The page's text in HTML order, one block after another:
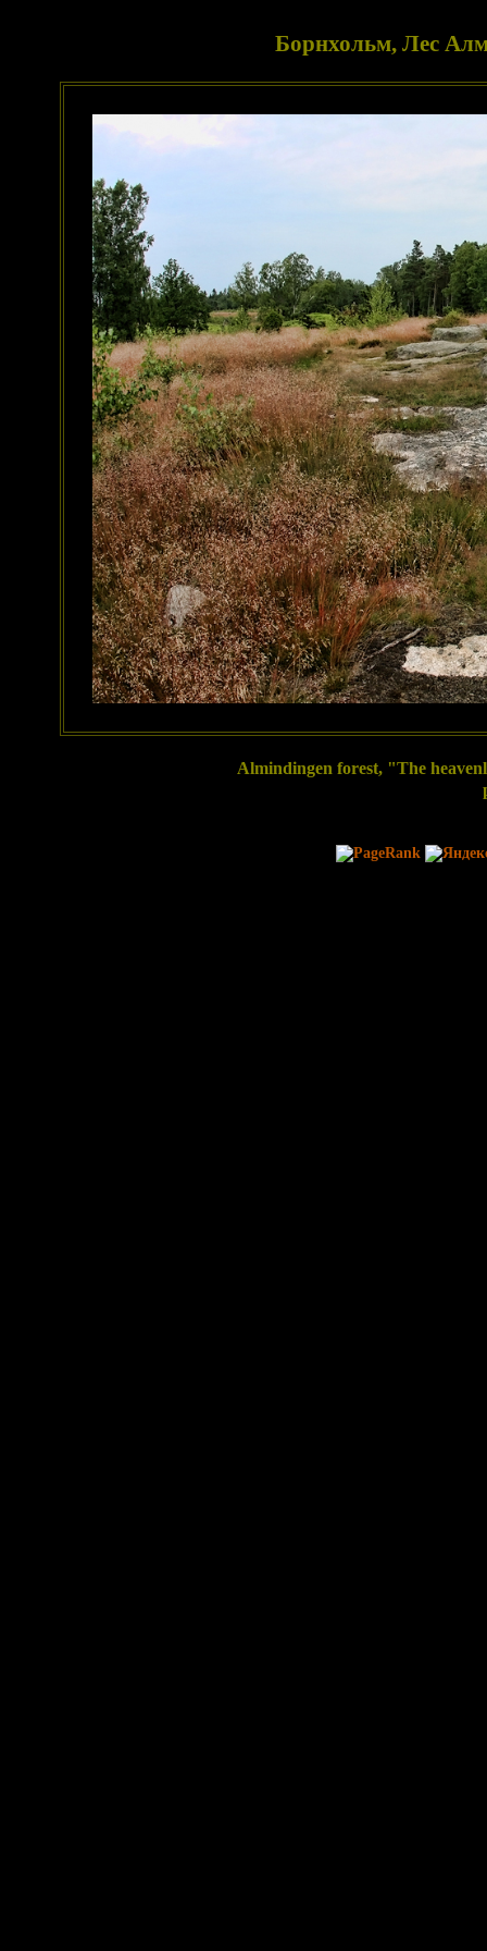
Борнхольм, Лес
Almindingen forest, "The